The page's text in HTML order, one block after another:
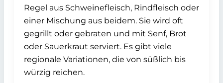
Regel aus Schweinefleisch, Rindfleisch oder
einer Mischung aus beidem. Sie wird oft
gegrillt oder gebraten und mit Senf, Brot
oder Sauerkraut serviert. Es gibt viele
regionale Variationen, die von süßlich bis
würzig reichen.